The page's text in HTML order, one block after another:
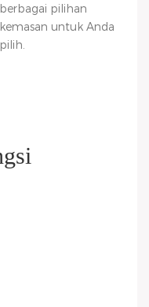
berbagai pilihan
kemasan untuk Anda
pilih.